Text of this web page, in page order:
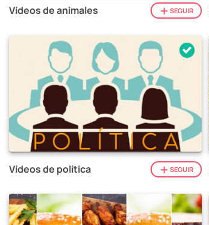
Vídeos de animales SEGUIR
Vídeos de política SEGUIR